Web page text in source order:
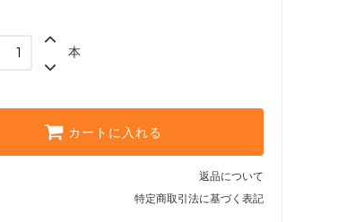
本
カートに入れる
返品について
特定商取引法に基づく表記